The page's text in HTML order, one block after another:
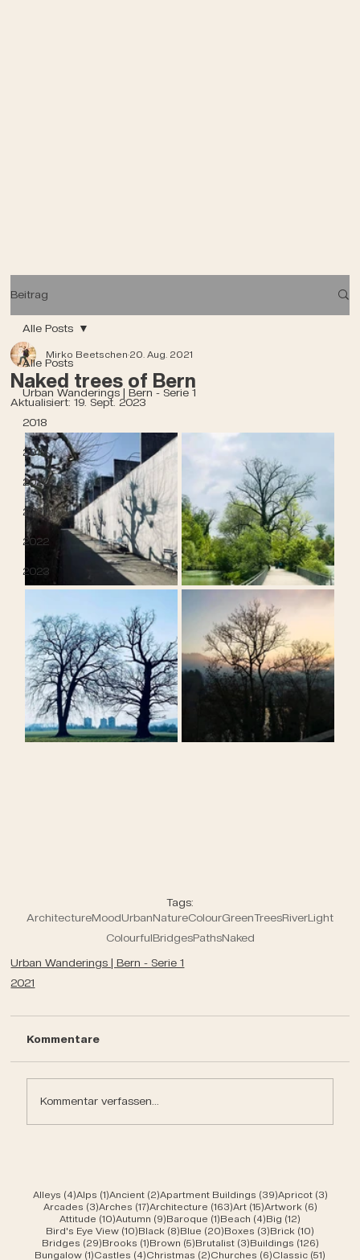
Beitrag
Alle Posts
Urban Wanderings | Bern - Serie 1
2018
2019
2020
2021
2022
2023
Alle Posts
Naked trees of Bern
Mirko Beetschen20. Aug. 2021
Aktualisiert:19. Sept. 2023
Tags:
ArchitectureMoodUrbanNatureColourGreenTreesRiverLight
ColourfulBridgesPathsNaked
Urban Wanderings | Bern - Serie 1
2021
Kommentare
Kommentar verfassen...
Alleys (4)4 Beiträge
Alps (1)1 Beitrag
Ancient (2)2 Beiträge
Apartment Buildings (39)39 Beiträge
Apricot (3)3
Arcades (3)3 Beiträge
Arches (17)17 Beiträge
Architecture (163)163 Beiträge
Art (15)15 Beiträge
Artwork (6)6
Attitude (10)10 Beiträge
Autumn (9)9 Beiträge
Baroque (1)1 Beitrag
Beach (4)4 Beiträge
Big (12)
Bird's Eye View (10)10 Beiträge
Black (8)8 Beiträge
Blue (20)20 Beiträge
Boxes (3)3 Beiträge
Brick (10)
Bridges (29)29 Beiträge
Brooks (1)1 Beitrag
Brown (5)5 Beiträge
Brutalist (3)3 Beiträge
Buildings (126)126
Bungalow (1)1 Beitrag
Castles (4)4 Beiträge
Christmas (2)2 Beiträge
Churches (6)6 Beiträge
Classic (51)